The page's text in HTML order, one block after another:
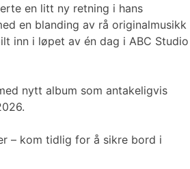
en litt ny retning i hans
en blanding av rå originalmusikk
inn i løpet av én dag i ABC Studio
nytt album som antakeligvis
– kom tidlig for å sikre bord i